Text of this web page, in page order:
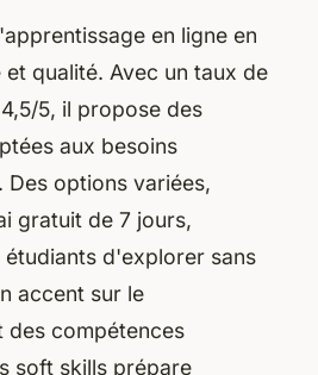
en ligne en
qualité. Avec un taux de
5, il propose des
aux besoins
Des options variées,
gratuit de 7 jours,
d'explorer sans
accent sur le
des compétences
soft skills prépare